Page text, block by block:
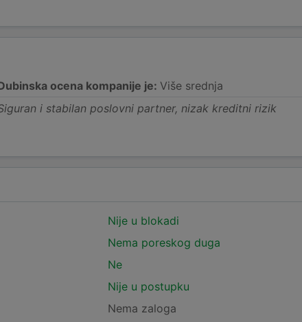
ocena kompanije je: Više srednja
i stabilan poslovni partner, nizak kreditni rizik
Nije u blokadi
Nema poreskog duga
Ne
Nije u postupku
Nema zaloga